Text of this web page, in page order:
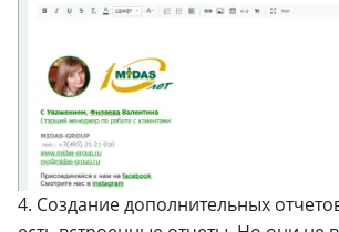
4. Создание дополнительных